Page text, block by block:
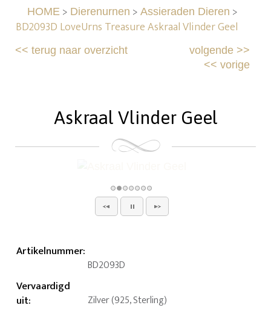
HOME> Dierenurnen > Assieraden Dieren >
BD2093D LoveUrns Treasure Askraal Vlinder Geel
<<terug naar overzicht volgende>>
<< vorige
Askraal Vlinder Geel
Artikelnummer:
BD2093D
Vervaardigd
uit: Zilver (925, Sterling)